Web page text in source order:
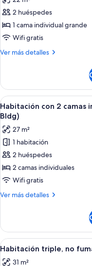
(Mid
century
las
fotos
de
Habitación
económica
fumadores
(Main
Bldg)
2 huéspedes
1 cama individual grande
Wifi gratis
Ver más detalles
Más
económica
doble,
no
fumadores
(Main
Bldg)
Abrir
todas
las
fotos
de
Habitación
con
2
camas
fumadores
(Main
Bldg)
7
Habitación con 2 camas
Bldg)
27 m²
1 habitación
2 huéspedes
2 camas individuales
Wifi gratis
Ver más detalles
Más
con
camas
Abrir
todas
6
Habitación triple, no
31 m²